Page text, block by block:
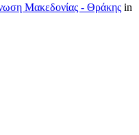
Μακεδονίας - Θράκης in